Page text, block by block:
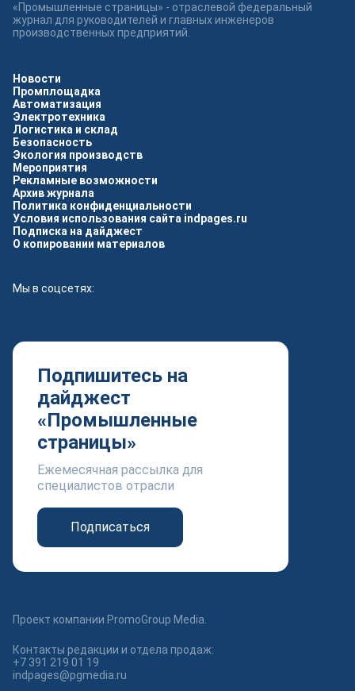
Новости
Промплощадка
Автоматизация
Электротехника
Логистика и склад
Безопасность
Экология производств
Мероприятия
Рекламные возможности
Архив журнала
Политика конфиденциальности
Условия использования сайта indpages.ru
Подписка на дайджест
О копировании материалов
Мы в соцсетях:
Подпишитесь на
дайджест
«Промышленные
страницы»
Ежемесячная рассылка для
специалистов отрасли
Подписаться
«Промышленные страницы» - отраслевой федеральный
журнал для руководителей и главных инженеров
производственных предприятий.
Проект компании PromoGroup Media.
Контакты редакции и отдела продаж:
+7 391 219 01 19
indpages@pgmedia.ru